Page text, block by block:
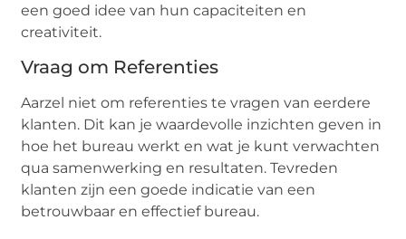
een goed idee van hun capaciteiten en
creativiteit.
Vraag om Referenties
Aarzel niet om referenties te vragen van eerdere
klanten. Dit kan je waardevolle inzichten geven in
hoe het bureau werkt en wat je kunt verwachten
qua samenwerking en resultaten. Tevreden
klanten zijn een goede indicatie van een
betrouwbaar en effectief bureau.